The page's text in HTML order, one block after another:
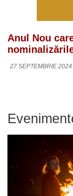
Anul Nou
27 SEPTEMBRIE 2024